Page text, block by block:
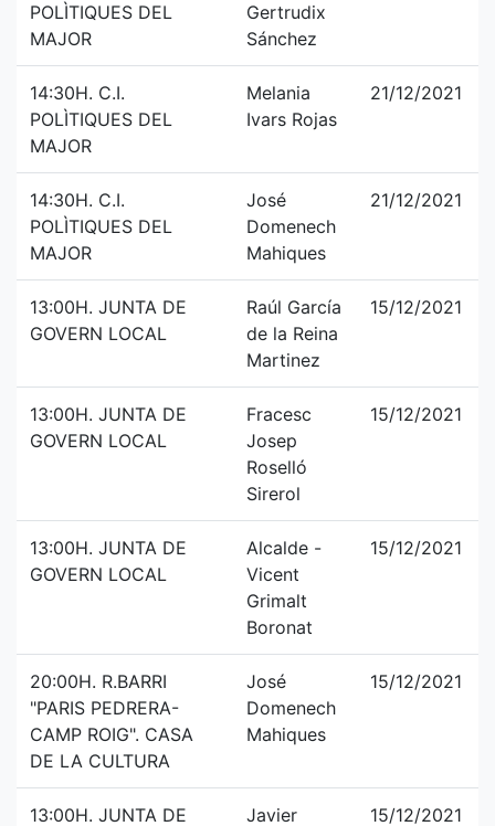
POLÌTIQUES DEL
MAJOR
Gertrudix
Sánchez
14:30H. C.I.
POLÌTIQUES DEL
MAJOR
Melania
Ivars Rojas
21/12/2021
14:30H. C.I.
POLÌTIQUES DEL
MAJOR
José
Domenech
Mahiques
21/12/2021
13:00H. JUNTA DE
GOVERN LOCAL
Raúl García
de la Reina
Martinez
15/12/2021
13:00H. JUNTA DE
GOVERN LOCAL
Fracesc
Josep
Roselló
Sirerol
15/12/2021
13:00H. JUNTA DE
GOVERN LOCAL
Alcalde -
Vicent
Grimalt
Boronat
15/12/2021
20:00H. R.BARRI
"PARIS PEDRERA-
CAMP ROIG". CASA
DE LA CULTURA
José
Domenech
Mahiques
15/12/2021
13:00H. JUNTA DE Javier 15/12/2021